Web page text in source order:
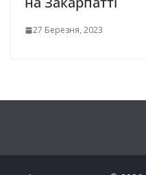
27 Березня, 2023